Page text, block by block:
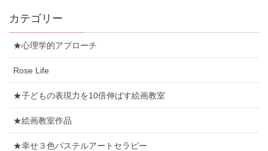
カテゴリー
★心理学的アプローチ
Rose Life
★子どもの表現力を10倍伸ばす絵画教室
★絵画教室作品
★幸せ３色パステルアートセラピー